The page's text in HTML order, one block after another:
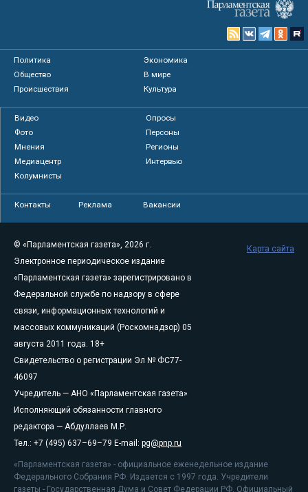
Политика
Экономика
Общество
В мире
Происшествия
Культура
Видео
Опросы
Фото
Персоны
Мнения
Регионы
Медиацентр
Интервью
Колумнисты
Контакты Реклама Вакансии
© «Парламентская газета», 2026 г.
Электронное периодическое издание
«Парламентская газета» зарегистрировано в
Федеральной службе по надзору в сфере
связи, информационных технологий и
массовых коммуникаций (Роскомнадзор) 05
августа 2011 года. 18+
Свидетельство о регистрации Эл № ФС77-
46097
Учредитель — АНО «Парламентская газета»
Исполняющий обязанности главного
редактора — Абдуллаев М.Р.
Тел.: +7 (495) 637–69–79 E-mail: pg@pnp.ru
«Парламентская газета» - официальное еженедельное издание
Федерального Собрания РФ. Издается с 1997 года. Учредители
газеты - Государственная Дума и Совет Федерации РФ. Официальный
Карта сайта